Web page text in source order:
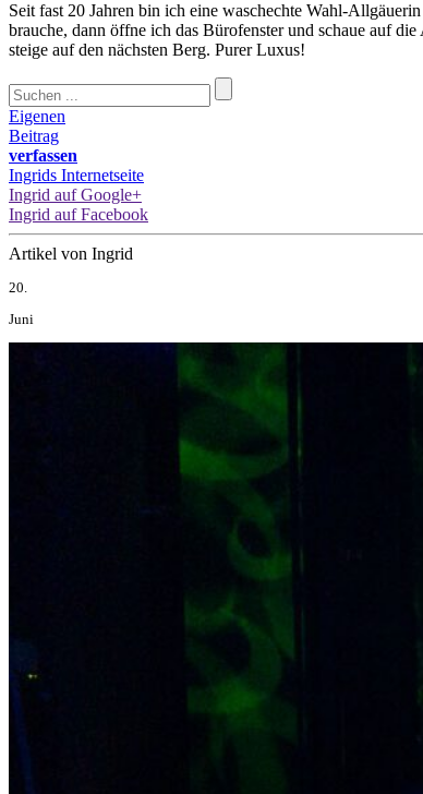
Seit fast 20 Jahren bin ich eine waschechte Wahl-
brauche, dann öffne ich das Bürofenster und schaue auf
steige auf den nächsten Berg. Purer Luxus!
Eigenen
Beitrag
verfassen
Ingrids Internetseite
Ingrid auf Google+
Ingrid auf Facebook
Artikel von Ingrid
20.
Juni